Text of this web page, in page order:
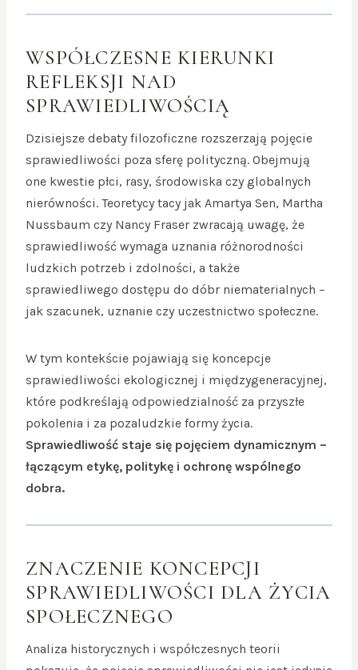
WSPÓŁCZESNE KIERUNKI
REFLEKSJI NAD
SPRAWIEDLIWOŚCIĄ
Dzisiejsze debaty filozoficzne rozszerzają pojęcie
sprawiedliwości poza sferę polityczną. Obejmują
one kwestie płci, rasy, środowiska czy globalnych
nierówności. Teoretycy tacy jak Amartya Sen, Martha
Nussbaum czy Nancy Fraser zwracają uwagę, że
sprawiedliwość wymaga uznania różnorodności
ludzkich potrzeb i zdolności, a także
sprawiedliwego dostępu do dóbr niematerialnych –
jak szacunek, uznanie czy uczestnictwo społeczne.
W tym kontekście pojawiają się koncepcje
sprawiedliwości ekologicznej i międzygeneracyjnej,
które podkreślają odpowiedzialność za przyszłe
pokolenia i za pozaludzkie formy życia.
Sprawiedliwość staje się pojęciem dynamicznym –
łączącym etykę, politykę i ochronę wspólnego
dobra.
ZNACZENIE KONCEPCJI
SPRAWIEDLIWOŚCI DLA ŻYCIA
SPOŁECZNEGO
Analiza historycznych i współczesnych teorii